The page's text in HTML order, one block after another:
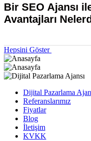
Bir SEO Ajansı
Avantajları
Hepsini Göster
Dijital Pazarlama
Referanslarımız
Fiyatlar
Blog
İletişim
KVKK